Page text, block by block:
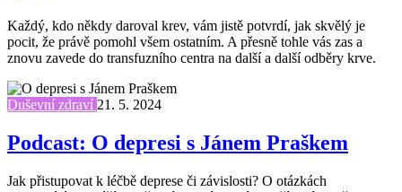
Každý, kdo někdy daroval krev, vám jistě potvrdí, jak skvělý je
pocit, že právě pomohl všem ostatním. A přesně tohle vás zas a
znovu zavede do transfuzního centra na další a další odběry krve.
Duševní zdraví 21. 5. 2024
Podcast: O depresi s Jánem Praškem
Jak přistupovat k léčbě deprese či závislosti? O otázkách